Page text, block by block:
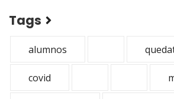
Tags
alumnos
covid